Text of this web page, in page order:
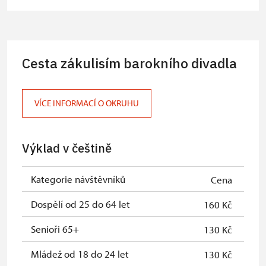
ČR *
Průkaz ICOMOS *
Celoroční volné vstupenky vydané
NPÚ
Jednorázové vstupenky vydané NPÚ
zdarma
Průkaz zaměstnance NPÚ (+ až 3
rodinní příslušníci)
zdarma
Průkaz Náš člověk *
zdarma
Cesta zákulisím barokního divadla
VÍCE INFORMACÍ O OKRUHU
Výklad v češtině
Kategorie návštěvníků
Cena
Dospělí od 25 do 64 let
160 Kč
Senioři 65+
130 Kč
Mládež od 18 do 24 let
130 Kč